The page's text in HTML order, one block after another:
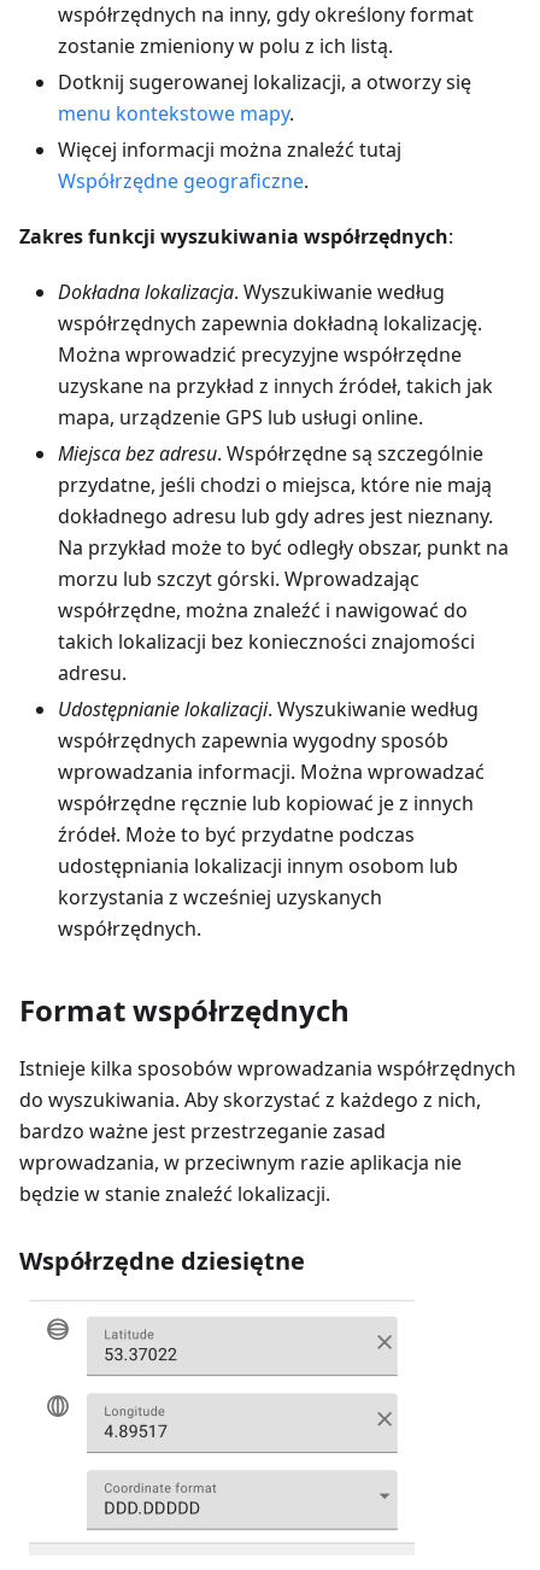
współrzędnych na inny, gdy określony format
zostanie zmieniony w polu z ich listą.
Dotknij sugerowanej lokalizacji, a otworzy się
menu kontekstowe mapy.
Więcej informacji można znaleźć tutaj
Współrzędne geograficzne.
Zakres funkcji wyszukiwania współrzędnych:
Dokładna lokalizacja. Wyszukiwanie według
współrzędnych zapewnia dokładną lokalizację.
Można wprowadzić precyzyjne współrzędne
uzyskane na przykład z innych źródeł, takich jak
mapa, urządzenie GPS lub usługi online.
Miejsca bez adresu. Współrzędne są szczególnie
przydatne, jeśli chodzi o miejsca, które nie mają
dokładnego adresu lub gdy adres jest nieznany.
Na przykład może to być odległy obszar, punkt na
morzu lub szczyt górski. Wprowadzając
współrzędne, można znaleźć i nawigować do
takich lokalizacji bez konieczności znajomości
adresu.
Udostępnianie lokalizacji. Wyszukiwanie według
współrzędnych zapewnia wygodny sposób
wprowadzania informacji. Można wprowadzać
współrzędne ręcznie lub kopiować je z innych
źródeł. Może to być przydatne podczas
udostępniania lokalizacji innym osobom lub
korzystania z wcześniej uzyskanych
współrzędnych.
Format współrzędnych
Istnieje kilka sposobów wprowadzania współrzędnych
do wyszukiwania. Aby skorzystać z każdego z nich,
bardzo ważne jest przestrzeganie zasad
wprowadzania, w przeciwnym razie aplikacja nie
będzie w stanie znaleźć lokalizacji.
Współrzędne dziesiętne